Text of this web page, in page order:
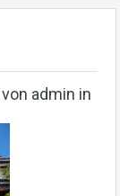
von admin in